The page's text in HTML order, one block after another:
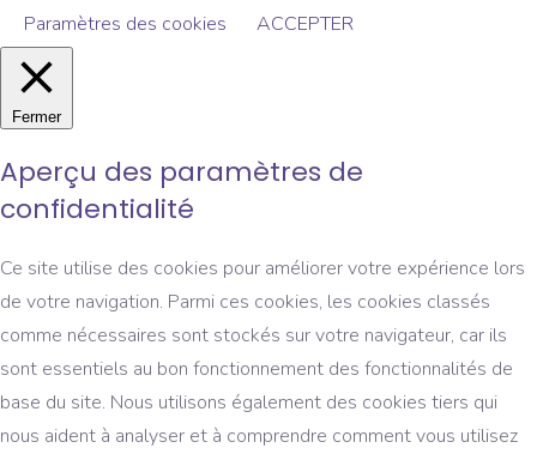
Paramètres des cookies
ACCEPTER
Fermer
Aperçu des paramètres de
confidentialité
Ce site utilise des cookies pour améliorer votre expérience lors
de votre navigation. Parmi ces cookies, les cookies classés
comme nécessaires sont stockés sur votre navigateur, car ils
sont essentiels au bon fonctionnement des fonctionnalités de
base du site. Nous utilisons également des cookies tiers qui
nous aident à analyser et à comprendre comment vous utilisez